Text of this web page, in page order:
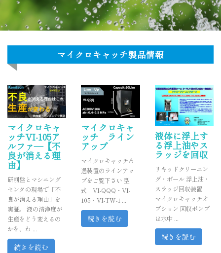
テ
TOP マイクロキャッチ 製品紹介 事例紹介
会社情報 コラム よくある質問
採用情報 お問い合わせ メルマガ
マイクロキャッチ製品情報
マイクロキャ
ッチVI-105ア
ルファ―【不
良が消える理
由】
研削盤とマシニング
センタの現場で「不
良が消える理由」を
実証。 液の清浄度が
生産をどう変えるの
かを、わ ...
続きを読む
マイクロキャ
ッチ ライン
アップ
マイクロキャッチろ
過装置のラインアッ
プをご覧下さい 型
式 VI-QQQ・VI-
105・VI-TW-1 ...
続きを読む
液体に浮上す
る浮上油やス
ラッジを回収
リキッドクリーニン
グ・ボール 浮上油・
スラッジ回収装置
マイクロキャッチオ
プション 回収ポンプ
は水中 ...
続きを読む